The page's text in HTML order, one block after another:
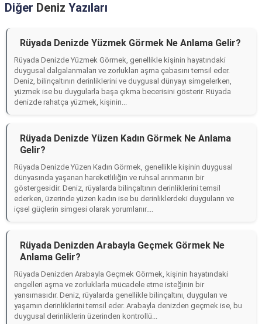
Diğer Deniz Yazıları
Rüyada Denizde Yüzmek Görmek Ne Anlama Gelir?
Rüyada Denizde Yüzmek Görmek, genellikle kişinin hayatındaki
duygusal dalgalanmaları ve zorlukları aşma çabasını temsil eder.
Deniz, bilinçaltının derinliklerini ve duygusal dünyayı simgelerken,
yüzmek ise bu duygularla başa çıkma becerisini gösterir. Rüyada
denizde rahatça yüzmek, kişinin...
Rüyada Denizde Yüzen Kadın Görmek Ne Anlama
Gelir?
Rüyada Denizde Yüzen Kadın Görmek, genellikle kişinin duygusal
dünyasında yaşanan hareketliliğin ve ruhsal arınmanın bir
göstergesidir. Deniz, rüyalarda bilinçaltının derinliklerini temsil
ederken, üzerinde yüzen kadın ise bu derinliklerdeki duyguların ve
içsel güçlerin simgesi olarak yorumlanır....
Rüyada Denizden Arabayla Geçmek Görmek Ne
Anlama Gelir?
Rüyada Denizden Arabayla Geçmek Görmek, kişinin hayatındaki
engelleri aşma ve zorluklarla mücadele etme isteğinin bir
yansımasıdır. Deniz, rüyalarda genellikle bilinçaltını, duyguları ve
yaşamın derinliklerini temsil eder. Arabayla denizden geçmek ise, bu
duygusal derinliklerin üzerinden kontrollü...